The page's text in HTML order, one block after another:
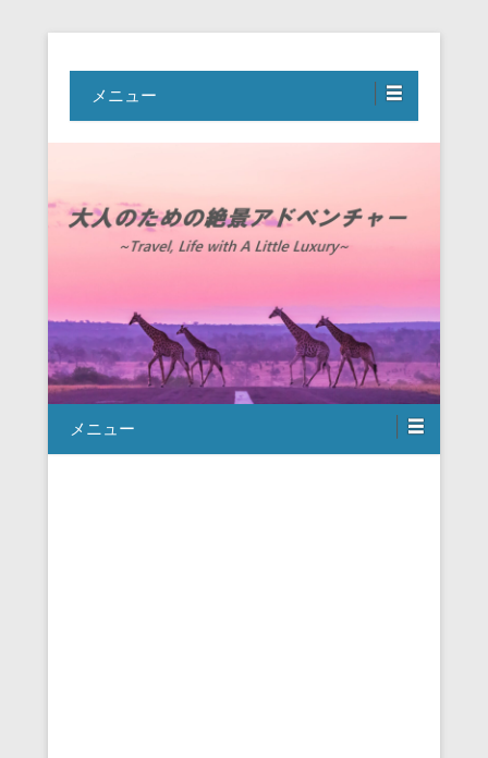
大人のための絶景アドベンチャー
メニュー
メニュー